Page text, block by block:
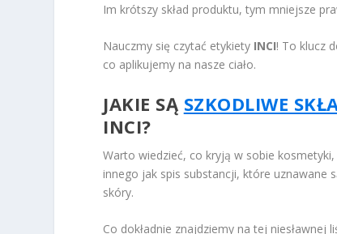
Im krótszy skład produktu, tym mniejsze
Nauczmy się czytać etykiety INCI! To klucz
co aplikujemy na nasze ciało.
JAKIE SĄ SZKODLIWE
INCI?
Warto wiedzieć, co kryją w sobie
innego jak spis substancji, które uznawane
skóry.
Co dokładnie znajdziemy na tej niesławnej